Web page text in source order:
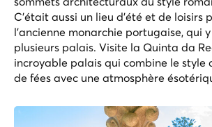
C'était aussi un lieu d'été et de loisirs
l'ancienne monarchie portugaise, qui
plusieurs palais. Visite la Quinta da
incroyable palais qui combine le style
de fées avec une atmosphère